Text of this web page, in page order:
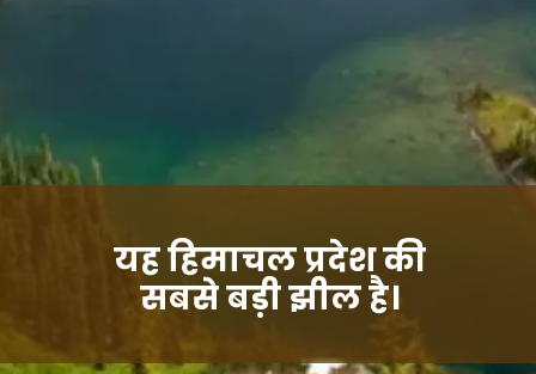
यह हिमाचल प्रदेश की
सबसे बड़ी झील है।